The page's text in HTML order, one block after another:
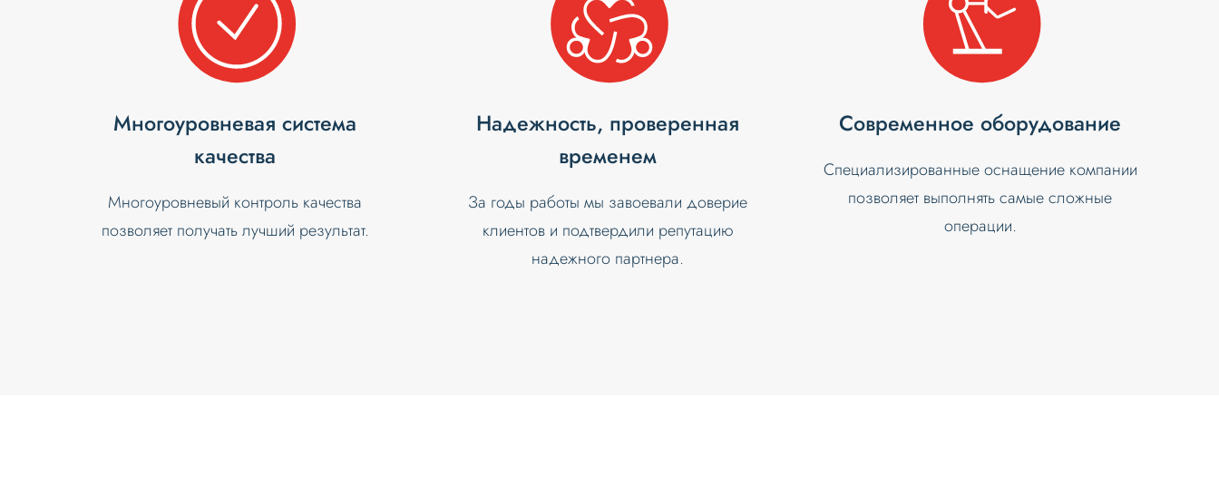
Многоуровневая система
качества
Многоуровневый контроль качества
позволяет получать лучший результат.
Надежность, проверенная
временем
За годы работы мы завоевали доверие
клиентов и подтвердили репутацию
надежного партнера.
Современное оборудование
Специализированные оснащение компании
позволяет выполнять самые сложные
операции.